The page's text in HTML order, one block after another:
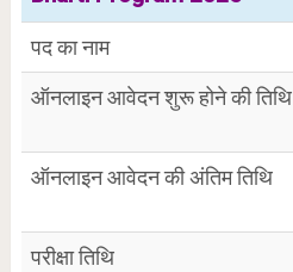
पद का नाम
ऑनलाइन आवेदन शुरू होने की तिथि
ऑनलाइन आवेदन की अंतिम तिथि
परीक्षा तिथि